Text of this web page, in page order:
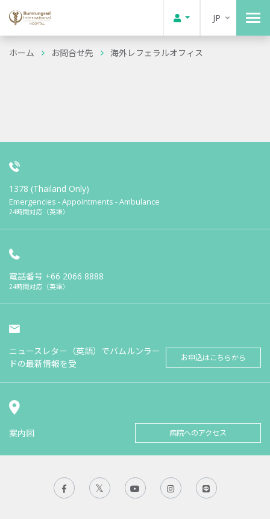
JP
ホーム お問合せ先 海外レフェラルオフィス
1378 (Thailand Only)
Emergencies - Appointments - Ambulance
24時間対応（英語）
電話番号 +66 2066 8888
24時間対応（英語）
ニュースレター（英語）でバムルンラー
ドの最新情報を受
お申込はこちらから
案内図 病院へのアクセス